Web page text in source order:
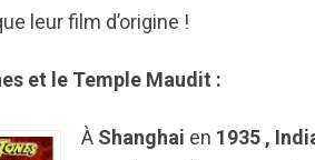
leur film d’origine !
et le Temple Maudit :
À Shanghai en 1935 ,